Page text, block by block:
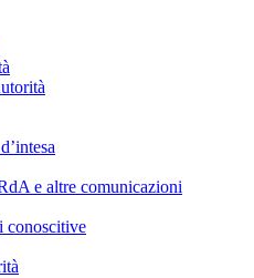
e altre comunicazioni
conoscitive